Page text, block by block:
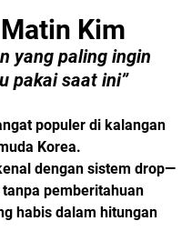
Kim
yang paling ingin
pakai saat ini”
populer di kalangan
Korea.
dengan sistem drop—
pemberitahuan
habis dalam hitungan